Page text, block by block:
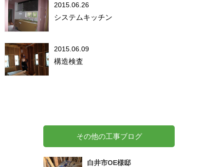
2015.06.26
システムキッチン
2015.06.09
構造検査
その他の工事ブログ
白井市OE様邸